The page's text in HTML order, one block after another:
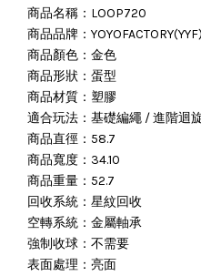
商品名稱：LOOP720
商品品牌：YOYOFACTORY(YYF)
商品顏色：金色
商品形狀：蛋型
商品材質：塑膠
適合玩法：基礎編繩 / 進階迴
商品直徑：58.7
商品寬度：34.10
商品重量：52.7
回收系統：星紋回收
空轉系統：金屬軸承
強制收球：不需要
表面處理：亮面